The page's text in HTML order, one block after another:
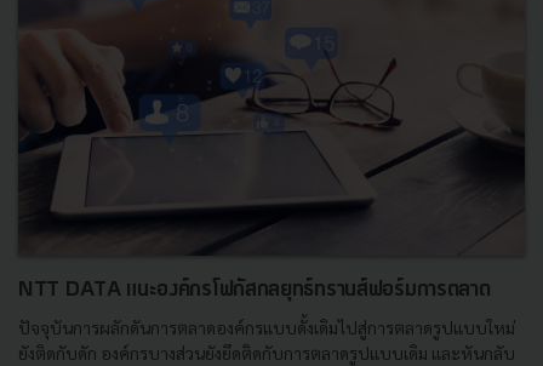
NTT DATA แนะองค์กรโฟกัสกลยุทธ์ทรานส์ฟอร์มการตลาด
ปัจจุบันการผลักดันการตลาดองค์กรแบบดั้งเดิมไปสู่การตลาดรูปแบบใหม่
ยังติดกับดัก องค์กรบางส่วนยังยึดติดกับการตลาดรูปแบบเดิม และหันกลับ